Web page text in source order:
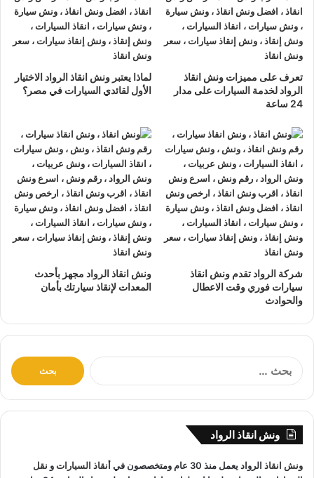
تتميز خدمةإنقاذ السياراتمن شركة الرواد
لإنقاذ و رفع السيارات بالأتي :
نتعهد بوصولونش الانقاذ بسرعة إلىموقعكفي دمنهور خلال
10 دقائق بحد اقصي.
يمكنك الاتصال بنا أو ارسال موقعك علي
بريد إلكتروني
إلى أحد ممثلينا الموجودين لارسال
أقرب ونش
انقاذ اليك في أي وقت.
ونش انقاذ سياراتالرواد مؤمن بالكامل حتي لا يسب اي تلف
اجزاء سياراتك.
لديناافضل ونش انقاذ سيارات واسرع ونش انقاذ سياراتو
اقرب ونش انقاذ سياراتكما نقدم خدمةانقاذ سياراتباقل
سعر بدون رسوم اضافية و بدون اكراميات.
نقوم بتتبع جميع سيارات الانقاذمن خلال GPS.
يوجد
الأسبوع.
لدينا على دراية باستخدام أحدث
المعدات والتقنيات ورفع السيارات.
فريق سائقين و وناشين قادرين على التعامل مع كافة مواقف سيارتك
تعرف على مميزات ونش انقاذ
الرواد لخدمة السيارات على مدار
24 ساعة
لماذا يعتبر ونش انقاذ الرواد الاختيار
الأول لقائدي السيارات في مصر؟
شركة الرواد تقدم ونش انقاذ
سيارات فوري وقت الاعطال
والحوادث
ونش انقاذ الرواد مجهز بأحدث
المعدات لإنقاذ سيارتك بأمان
:
ونش انقاذ الرواد
ونش انقاذ الرواد يعمل منذ 30 عام ومتخصصون في أنقاذ السياراتو نقل